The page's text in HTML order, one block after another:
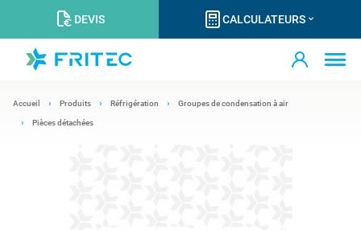
DEVIS CALCULATEURS
Accueil Produits Réfrigération Groupes de condensation à air
Pièces détachées